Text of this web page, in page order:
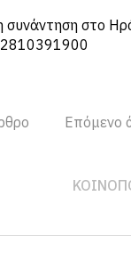
συνάντηση στο
Επόμενο